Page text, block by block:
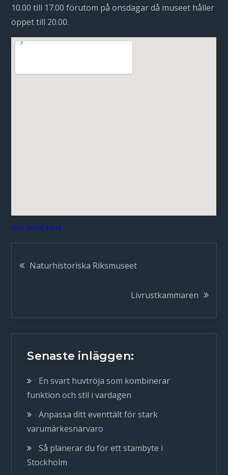
10.00 till 17.00 förutom på onsdagar då museet håller
öppet till 20.00.
Visa större karta
Inläggsnavigering
Naturhistoriska Riksmuseet
Livrustkammaren
Senaste inläggen:
En svart huvtröja som kombinerar
funktion och stil i vardagen
Anpassa ditt eventtält för stark
varumärkesnärvaro
Så planerar du för ett stambyte i
Stockholm